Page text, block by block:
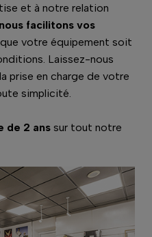
et à notre relation
nous facilitons vos
votre équipement soit
Laissez-nous
prise en charge de votre
simplicité.
de 2 ans sur tout notre